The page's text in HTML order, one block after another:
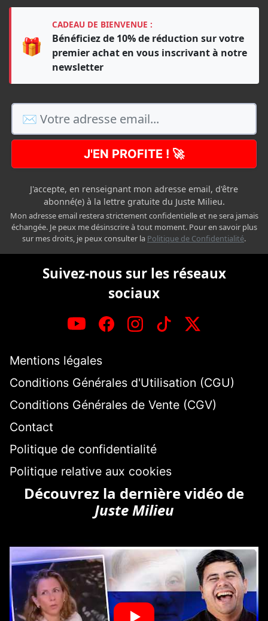
🎁
CADEAU DE BIENVENUE :
Bénéficiez de 10% de réduction sur votre
premier achat en vous inscrivant à notre
newsletter
J'EN PROFITE ! 🚀
J'accepte, en renseignant mon adresse email, d'être
abonné(e) à la lettre gratuite du Juste Milieu.
Mon adresse email restera strictement confidentielle et ne sera jamais
échangée. Je peux me désinscrire à tout moment. Pour en savoir plus
sur mes droits, je peux consulter la Politique de Confidentialité.
Suivez-nous sur les réseaux
sociaux
Mentions légales
Conditions Générales d'Utilisation (CGU)
Conditions Générales de Vente (CGV)
Contact
Politique de confidentialité
Politique relative aux cookies
Découvrez la dernière vidéo de
Juste Milieu